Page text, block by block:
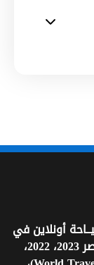
أونلاين في
إفـــريقيا 2023 , 2024 , 2025، والأفضل في مصر 2023، 2022،